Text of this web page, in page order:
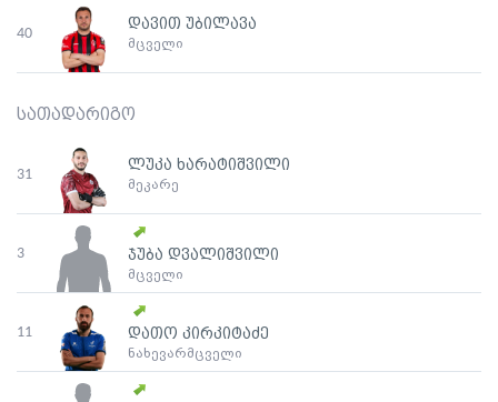
40
დავით უბილავა
მცველი
სათადარიგო
31
ლუკა ხარატიშვილი
მეკარე
3 ჯუბა დვალიშვილი
მცველი
11 დათო კირკიტაძე
ნახევარმცველი